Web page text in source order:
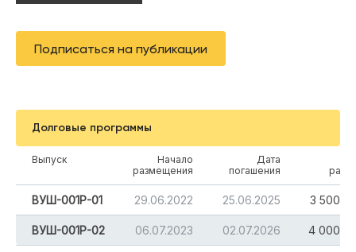
Подписаться на публикации
Долговые программы
Выпуск
Начало
размещения
Дата
погашения
ВУШ-001Р-01 29.06.2022 25.06.2025 3 500
ВУШ-001Р-02 06.07.2023 02.07.2026 4 000